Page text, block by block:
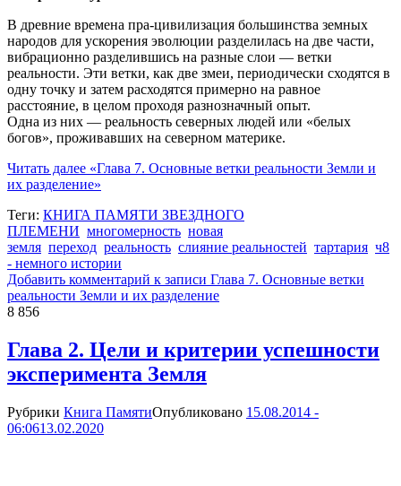
В древние времена пра-цивилизация большинства земных
народов для ускорения эволюции разделилась на две части,
вибрационно разделившись на разные слои — ветки
реальности. Эти ветки, как две змеи, периодически сходятся в
одну точку и затем расходятся примерно на равное
расстояние, в целом проходя разнозначный опыт.
Одна из них — реальность северных людей или «белых
богов», проживавших на северном материке.
Читать далее «Глава 7. Основные ветки реальности Земли и
их разделение»
Теги: КНИГА ПАМЯТИ ЗВЕЗДНОГО
ПЛЕМЕНИ многомерность новая
земля переход реальность слияние реальностей тартария ч8
- немного истории
Добавить комментарий к записи Глава 7. Основные ветки
реальности Земли и их разделение
8 856
Глава 2. Цели и критерии успешности
эксперимента Земля
Рубрики Книга ПамятиОпубликовано 15.08.2014 -
06:0613.02.2020